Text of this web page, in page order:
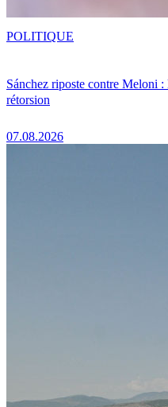
Sánchez riposte contre Meloni :
rétorsion
07.08.2026
POLITIQUE